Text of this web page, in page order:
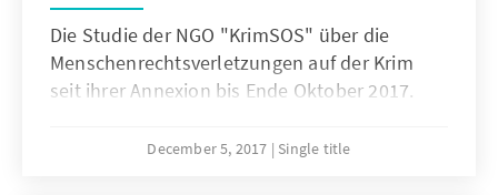
Die Studie der NGO "KrimSOS" über die
Menschenrechtsverletzungen auf der Krim
seit ihrer Annexion bis Ende Oktober 2017.
December 5, 2017 Single title